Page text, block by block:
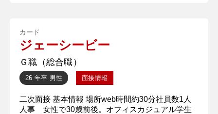
カード
ジェーシービー
Ｇ職（総合職）
26 年卒 男性 面接情報
二次面接 基本情報 場所web時間約30分社員数1人
人事 女性で30歳前後。オフィスカジュアル学生